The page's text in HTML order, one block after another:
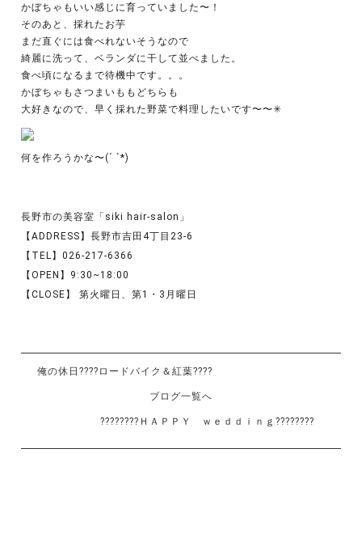
かぼちゃもいい感じに育っていました〜！
そのあと、採れたお芋
まだ直ぐには食べれないそうなので
綺麗に洗って、ベランダに干して並べました。
食べ頃になるまで待機中です。。。
かぼちゃもさつまいももどちらも
大好きなので、早く採れた野菜で料理したいです〜〜✳︎
何を作ろうかな〜(´ `*)
長野市の美容室「siki hair-salon」
【ADDRESS】長野市吉田4丁目23-6
【TEL】026-217-6366
【OPEN】9:30~18:00
【CLOSE】 第火曜日、第1・3月曜日
俺の休日????ロードバイク＆紅葉????
ブログ一覧へ
????????ＨＡＰＰＹ ｗｅｄｄｉｎｇ????????